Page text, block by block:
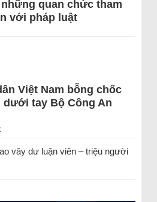
quan chức tham
với pháp luật
Việt Nam bỗng chốc
tay Bộ Công An
vây dư luận viên – triệu người